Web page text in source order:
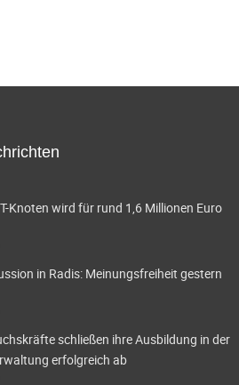
Knoten wird für rund 1,6 Millionen Euro
in Radis: Meinungsfreiheit gestern
schließen ihre Ausbildung in der
erfolgreich ab